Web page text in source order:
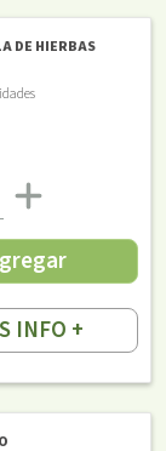
DE HIERBAS
INFO +